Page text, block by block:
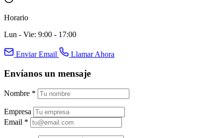
Horario
Lun - Vie: 9:00 - 17:00
Enviar Email Llamar Ahora
Envíanos un mensaje
Nombre *
Empresa
Email *